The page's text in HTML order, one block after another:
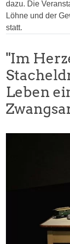
dazu. Die
Löhne und der
statt.
"Im
Leben